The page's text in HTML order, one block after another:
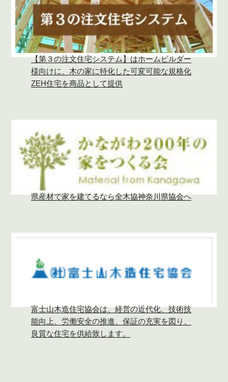
【第３の注文住宅システム】はホームビルダー
様向けに、木の家に特化した可変可能な規格化
ZEH住宅を商品として提供
県産材で家を建てるなら全木協神奈川県協会へ
富士山木造住宅協会は、経営の近代化、技術技
能向上、労働安全の推進、保証の充実を図り、
良質な住宅を供給致します。